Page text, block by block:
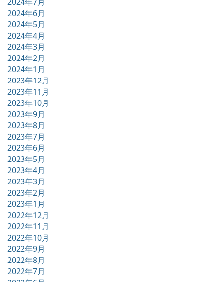
2024年6月
2024年5月
2024年4月
2024年3月
2024年2月
2024年1月
2023年12月
2023年11月
2023年10月
2023年9月
2023年8月
2023年7月
2023年6月
2023年5月
2023年4月
2023年3月
2023年2月
2023年1月
2022年12月
2022年11月
2022年10月
2022年9月
2022年8月
2022年7月